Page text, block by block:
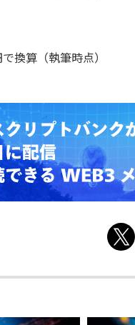
換算（執筆時点）